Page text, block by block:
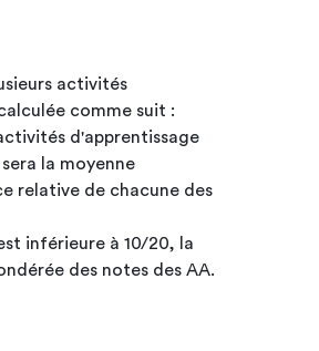
activités
comme suit :
d'apprentissage
la moyenne
relative de chacune des
inférieure à 10/20, la
des notes des AA.